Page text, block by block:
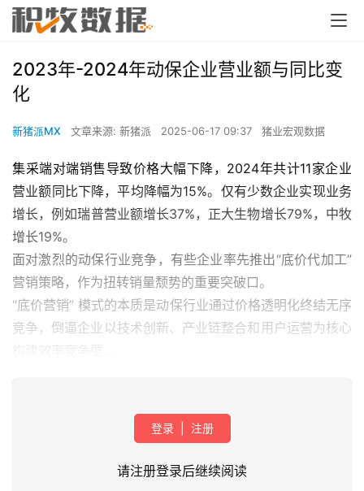
2023年-2024年动保企业营业额与同比变
化
新猪派MX 文章来源: 新猪派 2025-06-17 09:37 猪业宏观数据
集采端对端销售导致价格大幅下降，2024年共计11家企业
营业额同比下降，平均降幅为15%。仅有少数企业实现业务
增长，例如瑞普营业额增长37%，正大生物增长79%，中牧
增长19%。
面对激烈的动保行业竞争，有些企业率先推出“底价代加工”
营销策略，作为扭转销量颓势的重要突破口。
“底价营销” 模式的本质是动保行业通过价格透明化终结无序
竞争，倒逼企业以技术创新、产业链整合和用户运营为核心
登录 注册
请注册登录后继续阅读